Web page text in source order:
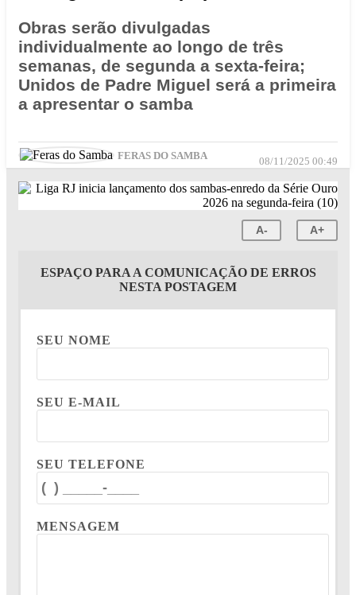
Obras serão divulgadas
individualmente ao longo de três
semanas, de segunda a sexta-feira;
Unidos de Padre Miguel será a primeira
a apresentar o samba
FERAS DO SAMBA 08/11/2025 00:49
A- A+
ESPAÇO PARA A COMUNICAÇÃO DE ERROS
NESTA POSTAGEM
SEU NOME
SEU E-MAIL
SEU TELEFONE
MENSAGEM